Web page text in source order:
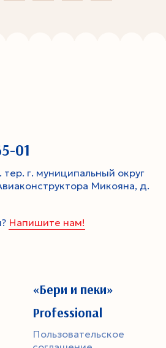
01
г. муниципальный округ
Микояна, д.
Напишите нам!
«Бери и пеки»
Professional
Пользовательское